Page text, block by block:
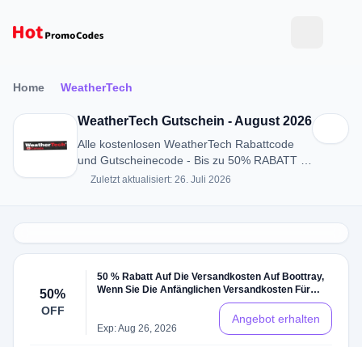
Home WeatherTech
WeatherTech Gutschein - August 2026
Alle kostenlosen WeatherTech Rabattcode
und Gutscheinecode - Bis zu 50% RABATT in
August 2026
Zuletzt aktualisiert: 26. Juli 2026
50%
OFF
50 % Rabatt Auf Die Versandkosten Auf Boottray,
Wenn Sie Die Anfänglichen Versandkosten Für
Eine Indoor-Matte, Outdoor-Matte Oder
Exp: Aug 26, 2026
Angebot erhalten